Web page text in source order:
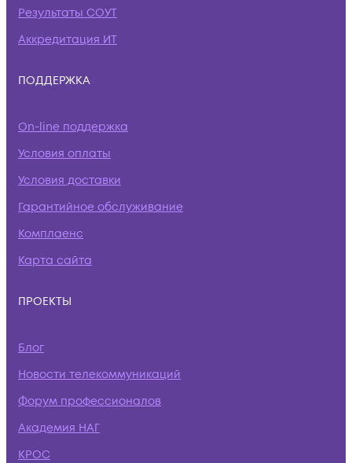
Результаты СОУТ
Аккредитация ИТ
ПОДДЕРЖКА
On-line поддержка
Условия оплаты
Условия доставки
Гарантийное обслуживание
Комплаенс
Карта сайта
ПРОЕКТЫ
Блог
Новости телекоммуникаций
Форум профессионалов
Академия НАГ
КРОС